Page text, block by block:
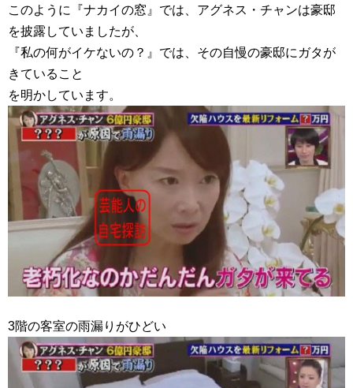
このように『ナカイの窓』では、アグネス・チャンは豪邸
を披露していましたが、
『私の何がイケないの？』では、その自慢の豪邸にガタが
きていること
を明かしています。
3階の客室の雨漏りがひどい